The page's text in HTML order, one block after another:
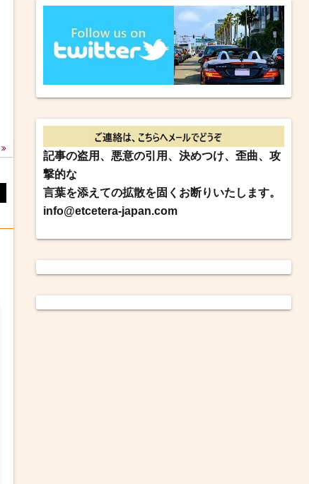
記事の盗用、悪意の引用、決めつけ、歪曲、攻
撃的な
言葉を添えての拡散を固くお断りいたします。
info@etcetera-japan.com